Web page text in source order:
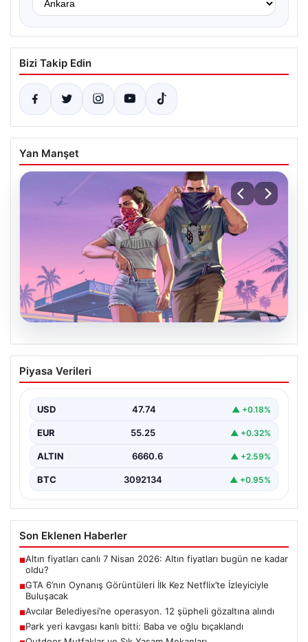
Bizi Takip Edin
Yan Manşet
06.08.2026
GTA 6’nın Oynanış Görüntüleri İlk Kez
Netflix’te İzleyiciyle Buluşacak
olan Grand Theft Auto 6'nın oynanış videosunun 27…
Piyasa Verileri
USD 47.74 ▲ +0.18%
EUR 55.25 ▲ +0.32%
ALTIN 6660.6 ▲ +2.59%
BTC 3092134 ▲ +0.95%
Son Eklenen Haberler
■Altın fiyatları canlı 7 Nisan 2026: Altın fiyatları bugün ne kadar
oldu?
■GTA 6’nın Oynanış Görüntüleri İlk Kez Netflix’te İzleyiciyle
Buluşacak
■Avcılar Belediyesi’ne operasyon. 12 şüpheli gözaltına alındı
■Park yeri kavgası kanlı bitti: Baba ve oğlu bıçaklandı